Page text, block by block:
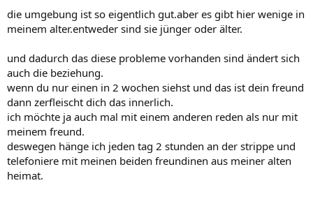
die umgebung ist so eigentlich gut.aber es gibt hier wenige in
meinem alter.entweder sind sie jünger oder älter.
und dadurch das diese probleme vorhanden sind ändert sich
auch die beziehung.
wenn du nur einen in 2 wochen siehst und das ist dein freund
dann zerfleischt dich das innerlich.
ich möchte ja auch mal mit einem anderen reden als nur mit
meinem freund.
deswegen hänge ich jeden tag 2 stunden an der strippe und
telefoniere mit meinen beiden freundinen aus meiner alten
heimat.